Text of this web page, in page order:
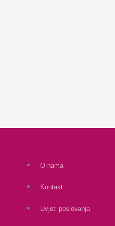
O nama
Kontakt
Uvjeti poslovanja